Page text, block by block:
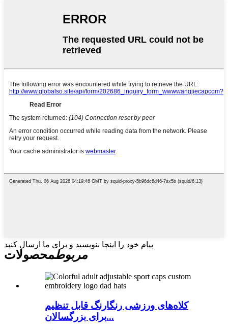
پیام خود را اینجا بنویسید و برای ما ارسال کنید
مربوطمحصولات
کلاه‌های ورزشی رنگارنگ قابل تنظیم
برای بزرگسالان...